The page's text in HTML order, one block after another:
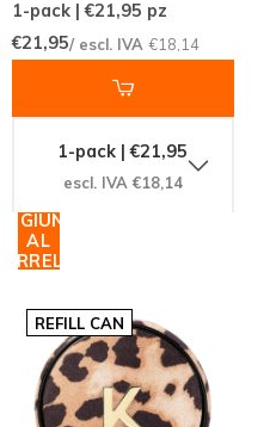
1-pack | €21,95 pz
€21,95/ escl. IVA €18,14
1-pack | €21,95
escl. IVA €18,14
AGGIUNGI
AL
CARRELLO
REFILL CAN